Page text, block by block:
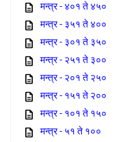
मन्त्र - ४०१ ते ४५०
मन्त्र - ३५१ ते ४००
मन्त्र - ३०१ ते ३५०
मन्त्र - २५१ ते ३००
मन्त्र - २०१ ते २५०
मन्त्र - १५१ ते २००
मन्त्र - १०१ ते १५०
मन्त्र - ५१ ते १००